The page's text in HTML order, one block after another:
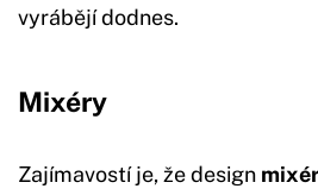
vyrábějí dodnes.
Mixéry
Zajímavostí je, že design